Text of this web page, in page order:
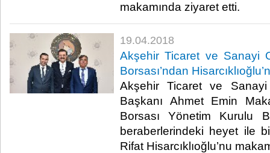
makamında ziyaret etti.​
19.04.2018
Akşehir Ticaret ve Sanayi
Borsası’ndan
Akşehir Ticaret ve
Başkanı Ahmet Emin
Borsası Yönetim Kurulu
beraberlerindeki heyet ile
Rifat Hisarcıklıoğlu’nu